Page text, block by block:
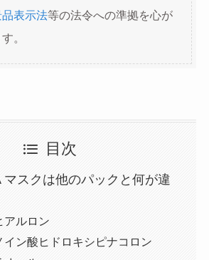
表示法等の法令への準拠を心が
。
目次
マスクは他のパックと何が違
アルロン
イン酸ヒドロキシピナコロン